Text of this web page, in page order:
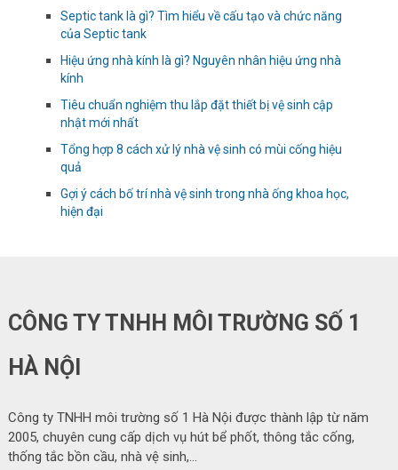
Septic tank là gì? Tìm hiểu về cấu tạo và chức năng
của Septic tank
Hiệu ứng nhà kính là gì? Nguyên nhân hiệu ứng nhà
kính
Tiêu chuẩn nghiệm thu lắp đặt thiết bị vệ sinh cập
nhật mới nhất
Tổng hợp 8 cách xử lý nhà vệ sinh có mùi cống hiệu
quả
Gợi ý cách bố trí nhà vệ sinh trong nhà ống khoa học,
hiện đại
CÔNG TY TNHH MÔI TRƯỜNG SỐ 1
HÀ NỘI
Công ty TNHH môi trường số 1 Hà Nội được thành lập từ năm
2005, chuyên cung cấp dịch vụ hút bể phốt, thông tắc cống,
thống tắc bồn cầu, nhà vệ sinh,…